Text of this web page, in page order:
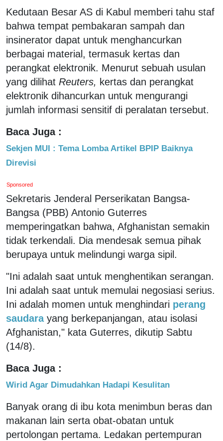
Kedutaan Besar AS di Kabul memberi tahu staf
bahwa tempat pembakaran sampah dan
insinerator dapat untuk menghancurkan
berbagai material, termasuk kertas dan
perangkat elektronik. Menurut sebuah usulan
yang dilihat Reuters, kertas dan perangkat
elektronik dihancurkan untuk mengurangi
jumlah informasi sensitif di peralatan tersebut.
Baca Juga :
Sekjen MUI : Tema Lomba Artikel BPIP Baiknya
Direvisi
Sponsored
Sekretaris Jenderal Perserikatan Bangsa-
Bangsa (PBB) Antonio Guterres
memperingatkan bahwa, Afghanistan semakin
tidak terkendali. Dia mendesak semua pihak
berupaya untuk melindungi warga sipil.
"Ini adalah saat untuk menghentikan serangan.
Ini adalah saat untuk memulai negosiasi serius.
Ini adalah momen untuk menghindari perang
saudara yang berkepanjangan, atau isolasi
Afghanistan," kata Guterres, dikutip Sabtu
(14/8).
Baca Juga :
Wirid Agar Dimudahkan Hadapi Kesulitan
Banyak orang di ibu kota menimbun beras dan
makanan lain serta obat-obatan untuk
pertolongan pertama. Ledakan pertempuran